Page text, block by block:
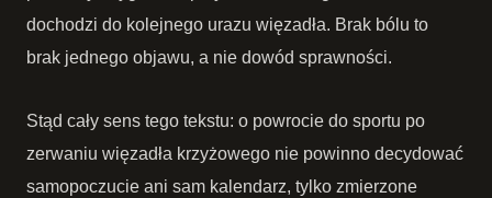
dochodzi do kolejnego urazu więzadła. Brak bólu to
brak jednego objawu, a nie dowód sprawności.
Stąd cały sens tego tekstu: o powrocie do sportu po
zerwaniu więzadła krzyżowego nie powinno decydować
samopoczucie ani sam kalendarz, tylko zmierzone